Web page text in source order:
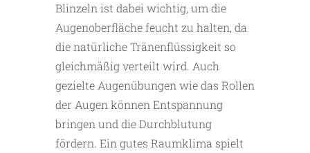
Blinzeln ist dabei wichtig, um die
Augenoberfläche feucht zu halten, da
die natürliche Tränenflüssigkeit so
gleichmäßig verteilt wird. Auch
gezielte Augenübungen wie das Rollen
der Augen können Entspannung
bringen und die Durchblutung
fördern. Ein gutes Raumklima spielt